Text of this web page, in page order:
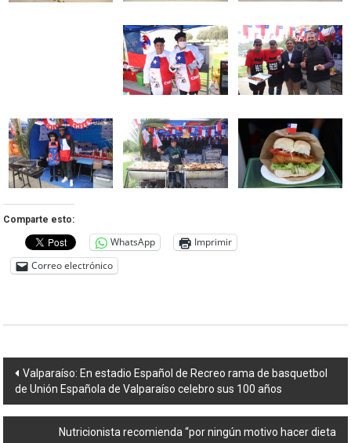
Comparte esto:
WhatsApp
Imprimir
Correo electrónico
Navegación
de
entradas
Valparaíso: En estadio Español de Recreo rama de basquetbol
de Unión Española de Valparaíso celebro sus 100 años
Nutricionista recomienda “por ningún motivo hacer dieta